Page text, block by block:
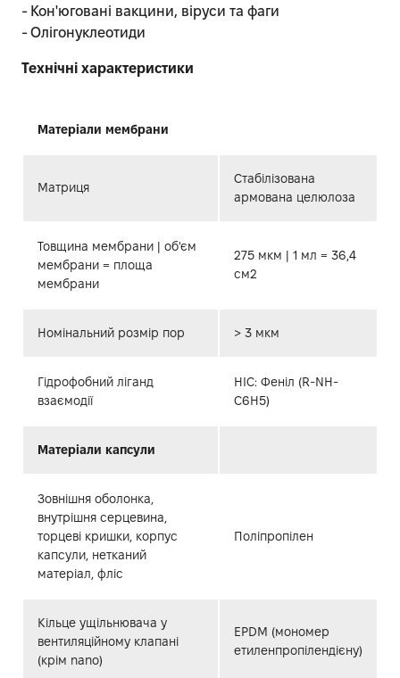
- Кон'юговані вакцини, віруси та фаги
- Олігонуклеотиди
Технічні характеристики
Матеріали мембрани
Матриця
Стабілізована
армована целюлоза
Товщина мембрани | об'єм
мембрани = площа
мембрани
275 мкм | 1 мл = 36,4
см2
Номінальний розмір пор > 3 мкм
Гідрофобний ліганд
взаємодії
HIC: Феніл (R-NH-
C6H5)
Матеріали капсули
Зовнішня оболонка,
внутрішня серцевина,
торцеві кришки, корпус
капсули, нетканий
матеріал, фліс
Поліпропілен
Кільце ущільнювача у
вентиляційному клапані
(крім nano)
EPDM (мономер
етиленпропілендієну)